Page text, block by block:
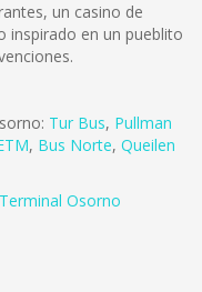
un casino de
inspirado en un pueblito
Tur Bus, Pullman
, Bus Norte, Queilen
Terminal Osorno